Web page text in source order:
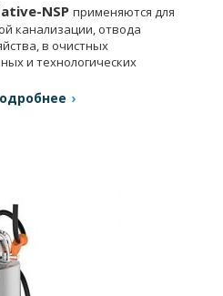
NSPприменяются для
канализации, отвода
в очистных
и технологических